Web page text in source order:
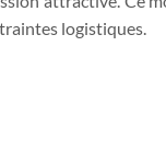
logistiques.